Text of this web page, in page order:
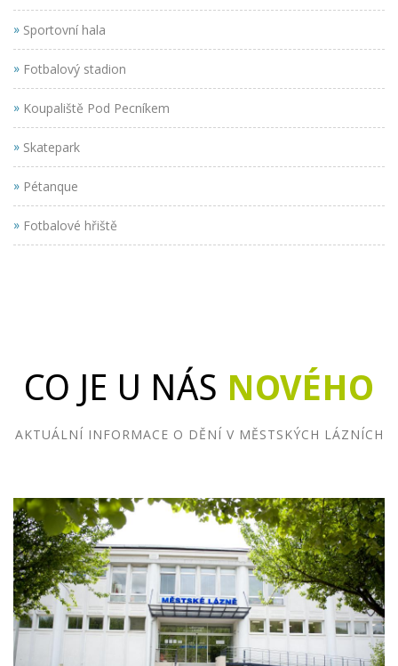
» Sportovní hala
» Fotbalový stadion
» Koupaliště Pod Pecníkem
» Skatepark
» Pétanque
» Fotbalové hřiště
CO JE U NÁS NOVÉHO
AKTUÁLNÍ INFORMACE O DĚNÍ V MĚSTSKÝCH LÁZNÍCH